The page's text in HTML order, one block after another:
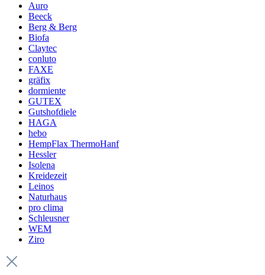
Auro
Beeck
Berg & Berg
Biofa
Claytec
conluto
FAXE
gräfix
dormiente
GUTEX
Gutshofdiele
HAGA
hebo
HempFlax ThermoHanf
Hessler
Isolena
Kreidezeit
Leinos
Naturhaus
pro clima
Schleusner
WEM
Ziro